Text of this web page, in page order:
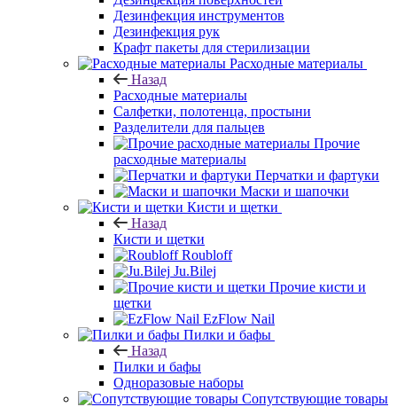
Дезинфекция инструментов
Дезинфекция рук
Крафт пакеты для стерилизации
Расходные материалы
Назад
Расходные материалы
Салфетки, полотенца, простыни
Разделители для пальцев
Прочие
расходные материалы
Перчатки и фартуки
Маски и шапочки
Кисти и щетки
Назад
Кисти и щетки
Roubloff
Ju.Bilej
Прочие кисти и
щетки
EzFlow Nail
Пилки и бафы
Назад
Пилки и бафы
Одноразовые наборы
Сопутствующие товары